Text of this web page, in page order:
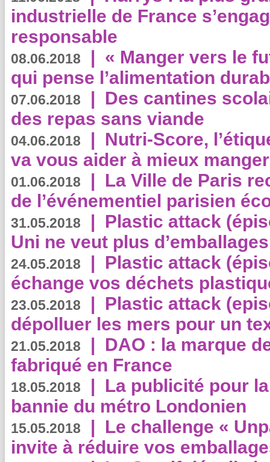
industrielle de France
responsable
08.06.2018 | « Manger vers le
qui pense l’alimentation
07.06.2018 | Des cantines
des repas sans viande
04.06.2018 | Nutri-Score,
va vous aider à mieux
01.06.2018 | La Ville de Paris
de l’événementiel parisien
31.05.2018 | Plastic attack
Uni ne veut plus
24.05.2018 | Plastic attack
échange vos déchets
23.05.2018 | Plastic attack
dépolluer les mers pour un
21.05.2018 | DAO : la marque
fabriqué en France
18.05.2018 | La publicité pour
bannie du métro Londonien
15.05.2018 | Le challenge «
invite à réduire vos